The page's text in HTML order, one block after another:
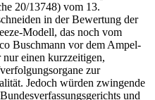
20/13748) vom 13.
in der Bewertung der
Modell, das noch vom
Buschmann vor dem Ampel-
einen kurzzeitigen,
zur
Jedoch würden zwingende
und